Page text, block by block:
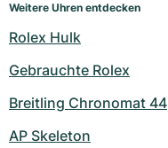
Weitere Uhren entdecken
Rolex Hulk
Gebrauchte Rolex
Breitling Chronomat 44
AP Skeleton